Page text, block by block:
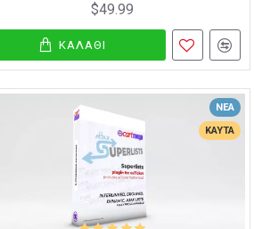
$49.99
ΚΑΛΆΘΙ
ΝΈΑ
ΚΑΥΤΆ